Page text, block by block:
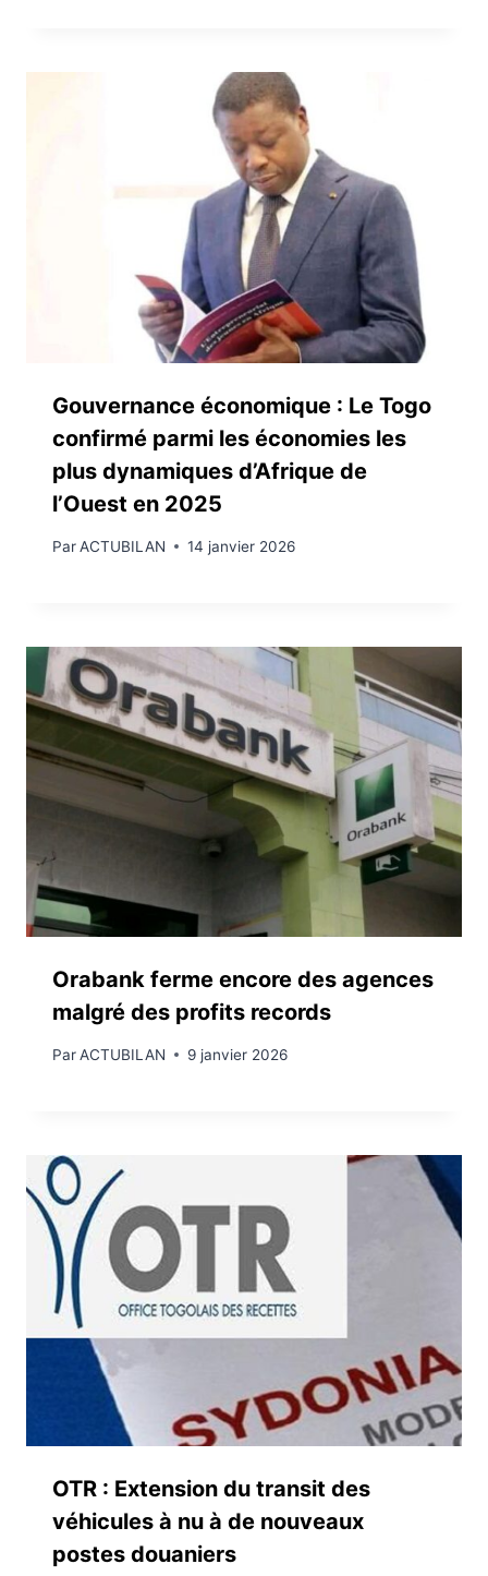
Gouvernance économique : Le Togo
confirmé parmi les économies les
plus dynamiques d’Afrique de
l’Ouest en 2025
ParACTUBILAN 14 janvier 2026
Orabank ferme encore des agences
malgré des profits records
ParACTUBILAN 9 janvier 2026
OTR : Extension du transit des
véhicules à nu à de nouveaux
postes douaniers